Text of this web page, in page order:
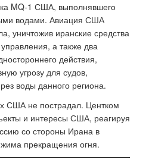
MQ-1 США, выполнявшего
водами. Авиация США
уничтожив иранские средства
а также два
действия,
угрозу для судов,
воды данного региона.
США не пострадал. Центком
и интересы США, реагируя
со стороны Ирана в
прекращения огня.